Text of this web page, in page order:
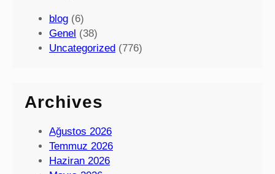
blog (6)
Genel (38)
Uncategorized (776)
Archives
Ağustos 2026
Temmuz 2026
Haziran 2026